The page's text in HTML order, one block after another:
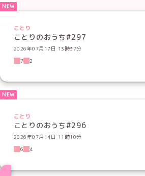
ことり
ことりのおうち#297
2026年07月17日 13時37分
7
2
ことり
ことりのおうち#296
2026年07月14日 11時10分
6
4